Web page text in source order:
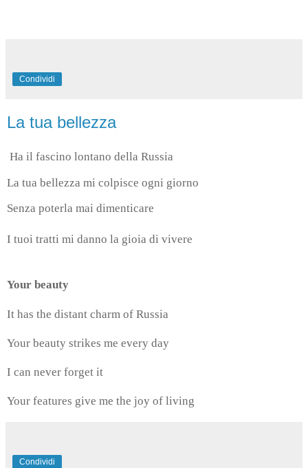
Condividi
La tua bellezza
Ha il fascino lontano della Russia
La tua bellezza mi colpisce ogni giorno
Senza poterla mai dimenticare
I tuoi tratti mi danno la gioia di vivere
Your beauty
It has the distant charm of Russia
Your beauty strikes me every day
I can never forget it
Your features give me the joy of living
Condividi